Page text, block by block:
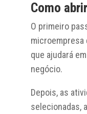
Como
O primeiro
microempresa
que ajudará
negócio.
Depois, as
selecionadas,